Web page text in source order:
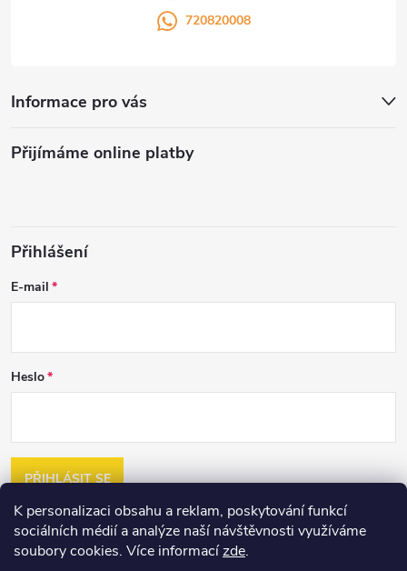
K personalizaci obsahu a reklam, poskytování funkcí
sociálních médií a analýze naší návštěvnosti využíváme
soubory cookies. Více informacízde.
720820008
Informace pro vás
Přijímáme online platby
Přihlášení
E-mail
Heslo
PŘIHLÁSIT SE
Nová registrace
Zapomenuté heslo